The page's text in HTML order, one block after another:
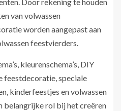
Door rekening te houden
van volwassen
worden aangepast aan
feestvierders.
kleurenschema’s, DIY
feestdecoratie, speciale
kinderfeestjes en volwassen
belangrijke rol bij het creëren